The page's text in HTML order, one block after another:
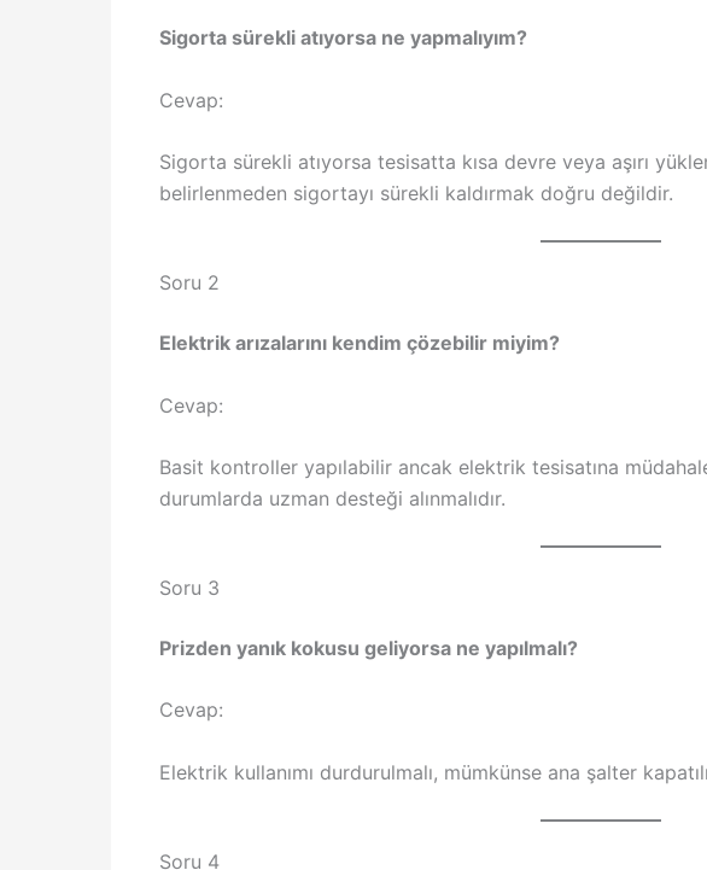
Sigorta sürekli atıyorsa ne yapmalıyım?
Cevap:
Sigorta sürekli atıyorsa tesisatta kısa devre veya aşırı
belirlenmeden sigortayı sürekli kaldırmak doğru değildir.
Soru 2
Elektrik arızalarını kendim çözebilir miyim?
Cevap:
Basit kontroller yapılabilir ancak elektrik tesisatına
durumlarda uzman desteği alınmalıdır.
Soru 3
Prizden yanık kokusu geliyorsa ne yapılmalı?
Cevap:
Elektrik kullanımı durdurulmalı, mümkünse ana şalter
Soru 4